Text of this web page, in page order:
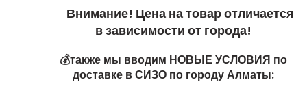
Внимание! Цена на товар отличается
в зависимости от города!
💰также мы вводим НОВЫЕ УСЛОВИЯ по
доставке в СИЗО по городу Алматы: